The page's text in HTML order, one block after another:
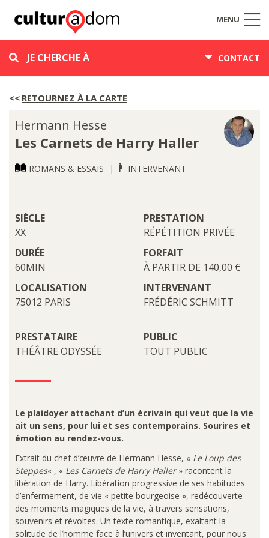
MENU
JE CHERCHE À CONTACT
RETOURNEZ À LA CARTE
Hermann Hesse
Les Carnets de Harry Haller
ROMANS & ESSAIS INTERVENANT
SIÈCLE
XX
PRESTATION
RÉPÉTITION PRIVÉE
DURÉE
60MIN
FORFAIT
À PARTIR DE 140,00 €
LOCALISATION
75012 PARIS
INTERVENANT
FRÉDÉRIC SCHMITT
PRESTATAIRE
THÉÂTRE ODYSSÉE
PUBLIC
TOUT PUBLIC
Le plaidoyer attachant d’un écrivain qui veut que la vie
ait un sens, pour lui et ses contemporains. Sourires et
émotion au rendez-vous.
Extrait du chef d’œuvre de Hermann Hesse, « Le Loup des
Steppes« , « Les Carnets de Harry Haller» racontent la
libération de Harry. Libération progressive de ses habitudes
d’enfermement, de vie « petite bourgeoise », redécouverte
des moments magiques de la vie, à travers sensations,
souvenirs et révoltes. Un texte romantique, exaltant la
solitude de l’homme face à l’univers et inventant, pour nous